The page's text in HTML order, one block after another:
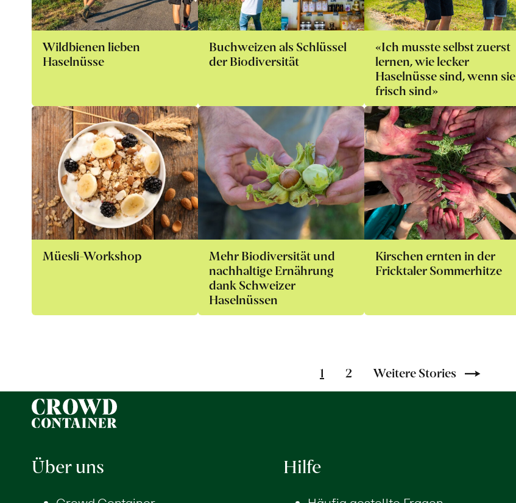
Wildbienen lieben
Haselnüsse
Buchweizen als Schlüssel
der Biodiversität
«Ich musste selbst zuerst
lernen, wie lecker
Haselnüsse sind, wenn sie
frisch sind»
Müesli-Workshop
Mehr Biodiversität und
nachhaltige Ernährung
dank Schweizer
Haselnüssen
Kirschen ernten in der
Fricktaler Sommerhitze
1 2 Weitere Stories
Über uns Hilfe